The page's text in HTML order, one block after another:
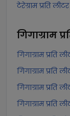
टेरेग्राम प्रति
गिगाग्राम
गिगाग्राम प्रति
गिगाग्राम प्रति
गिगाग्राम प्रति
गिगाग्राम प्रति